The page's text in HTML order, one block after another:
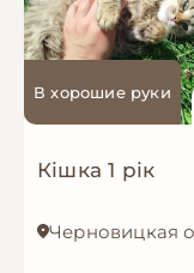
В хорошие руки
Кішка 1 рік